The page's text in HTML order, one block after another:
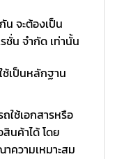
น จะต้องเป็น
ชั่น จำกัด เท่านั้น
ช้เป็นหลักฐาน
ใช้เอกสารหรือ
นค้าได้ โดย
ความเหมาะสม